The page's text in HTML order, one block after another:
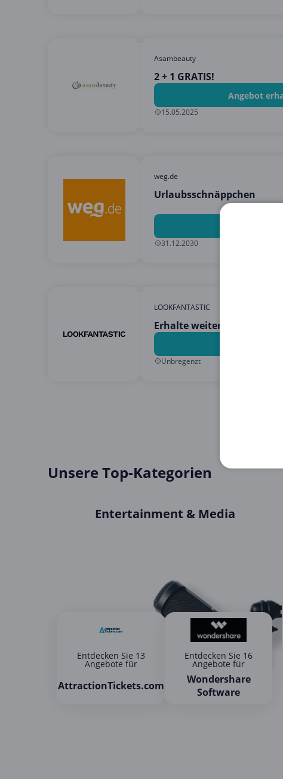
Asambeauty
2 + 1 GRATIS!
Angebot
15.05.2025
weg.de
Urlaubsschnäppchen
31.12.2030
LOOKFANTASTIC
Erhalte weitere 5% Rabatt
Unbregenzt
Unsere Top-Kategorien
Entertainment & Media
Entdecken Sie 13
Angebote für
AttractionTickets.com
Entdecken Sie 16
Angebote für
Wondershare
Software